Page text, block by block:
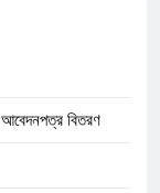
আবেদনপত্র বিতরণ